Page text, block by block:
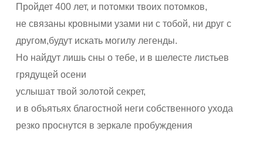
Пройдет 400 лет, и потомки твоих потомков,
не связаны кровными узами ни с тобой, ни друг с
другом,будут искать могилу легенды.
Но найдут лишь сны о тебе, и в шелесте листьев
грядущей осени
услышат твой золотой секрет,
и в объятьях благостной неги собственного ухода
резко проснутся в зеркале пробуждения